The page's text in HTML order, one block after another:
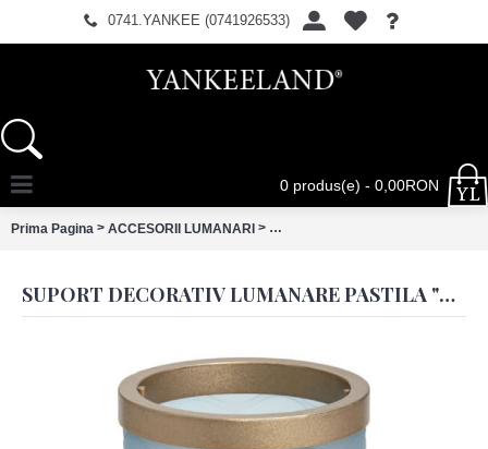
0741.YANKEE (0741926533)
0 produs(e) - 0,00RON
Prima Pagina > ACCESORII LUMANARI > Suport decorativ lumanare pastila
SUPORT DECORATIV LUMANARE PASTILA "TWILIGHT DUSK", YANKEE CANDLE